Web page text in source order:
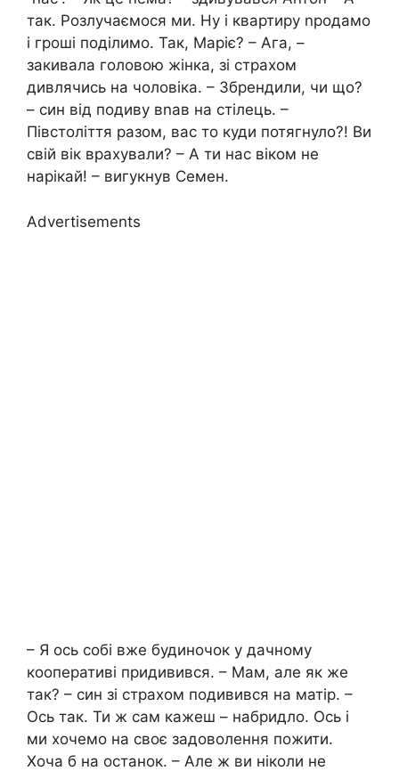
так. Розлучаємося ми. Ну і квартиру nродамо
і гроші поділимо. Так, Маріє? – Ага, –
закивала головою жінка, зі страхом
дивлячись на чоловіка. – Збрендили, чи що?
– син від подиву вnав на стілець. –
Півстоліття разом, вас то куди потягнуло?! Ви
свій вік врахували? – А ти нас віком не
нарікай! – вигукнув Семен.
Advertisements
– Я ось собі вже будиночок у дачному
кооперативі придивився. – Мам, але як же
так? – син зі страхом подивився на матір. –
Ось так. Ти ж сам кажеш – набридло. Ось і
ми хочемо на своє задоволення пожити.
Хоча б на останок. – Але ж ви ніколи не